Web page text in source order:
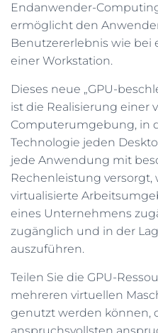
Endanwender-
ermöglicht den
Benutzererlebnis wie bei
einer Workstation.
Dieses neue „GPU-
ist die Realisierung einer
Computerumgebung, in
Technologie jeden
jede Anwendung mit
Rechenleistung versorgt,
virtualisierte
eines Unternehmens
zugänglich und in der
auszuführen.
Teilen Sie die GPU-
mehreren virtuellen
genutzt werden können,